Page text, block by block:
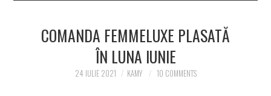
COMANDA FEMMELUXE PLASATĂ
ÎN LUNA IUNIE
24 IULIE 2021 KAMY 10 COMMENTS